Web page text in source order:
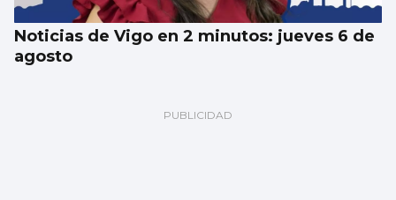
Noticias de Vigo en 2 minutos: jueves 6 de
agosto